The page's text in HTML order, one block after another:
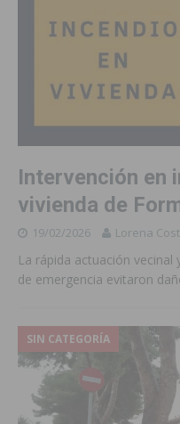
Intervención en
vivienda de
19/02/2026 Lorena
La rápida actuación
de emergencia evitaron
SIN CATEGORÍA